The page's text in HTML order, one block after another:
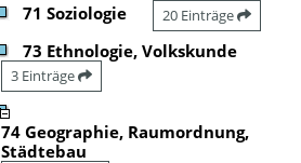
71 Soziologie 20 Einträge
73 Ethnologie, Volkskunde
3 Einträge
74 Geographie, Raumordnung,
Städtebau